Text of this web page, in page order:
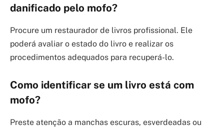
danificado pelo mofo?
Procure um restaurador de livros profissional. Ele
poderá avaliar o estado do livro e realizar os
procedimentos adequados para recuperá-lo.
Como identificar se um livro está com
mofo?
Preste atenção a manchas escuras, esverdeadas ou